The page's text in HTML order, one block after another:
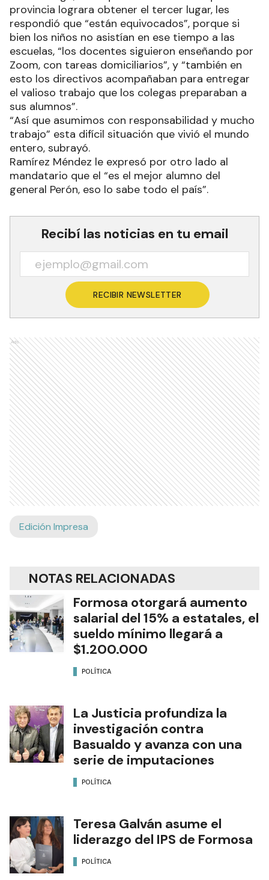
provincia lograra obtener el tercer lugar, les
respondió que “están equivocados”, porque si
bien los niños no asistían en ese tiempo a las
escuelas, “los docentes siguieron enseñando por
Zoom, con tareas domiciliarios”, y “también en
esto los directivos acompañaban para entregar
el valioso trabajo que los colegas preparaban a
sus alumnos”.
“Así que asumimos con responsabilidad y mucho
trabajo” esta difícil situación que vivió el mundo
entero, subrayó.
Ramírez Méndez le expresó por otro lado al
mandatario que el “es el mejor alumno del
general Perón, eso lo sabe todo el país”.
Recibí las noticias en tu email
RECIBIR NEWSLETTER
Ads
Edición Impresa
NOTAS RELACIONADAS
Formosa otorgará aumento
salarial del 15% a estatales, el
sueldo mínimo llegará a
$1.200.000
POLÍTICA
La Justicia profundiza la
investigación contra
Basualdo y avanza con una
serie de imputaciones
POLÍTICA
Teresa Galván asume el
liderazgo del IPS de Formosa
POLÍTICA